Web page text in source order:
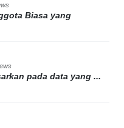
Biasa yang
pada data yang ...